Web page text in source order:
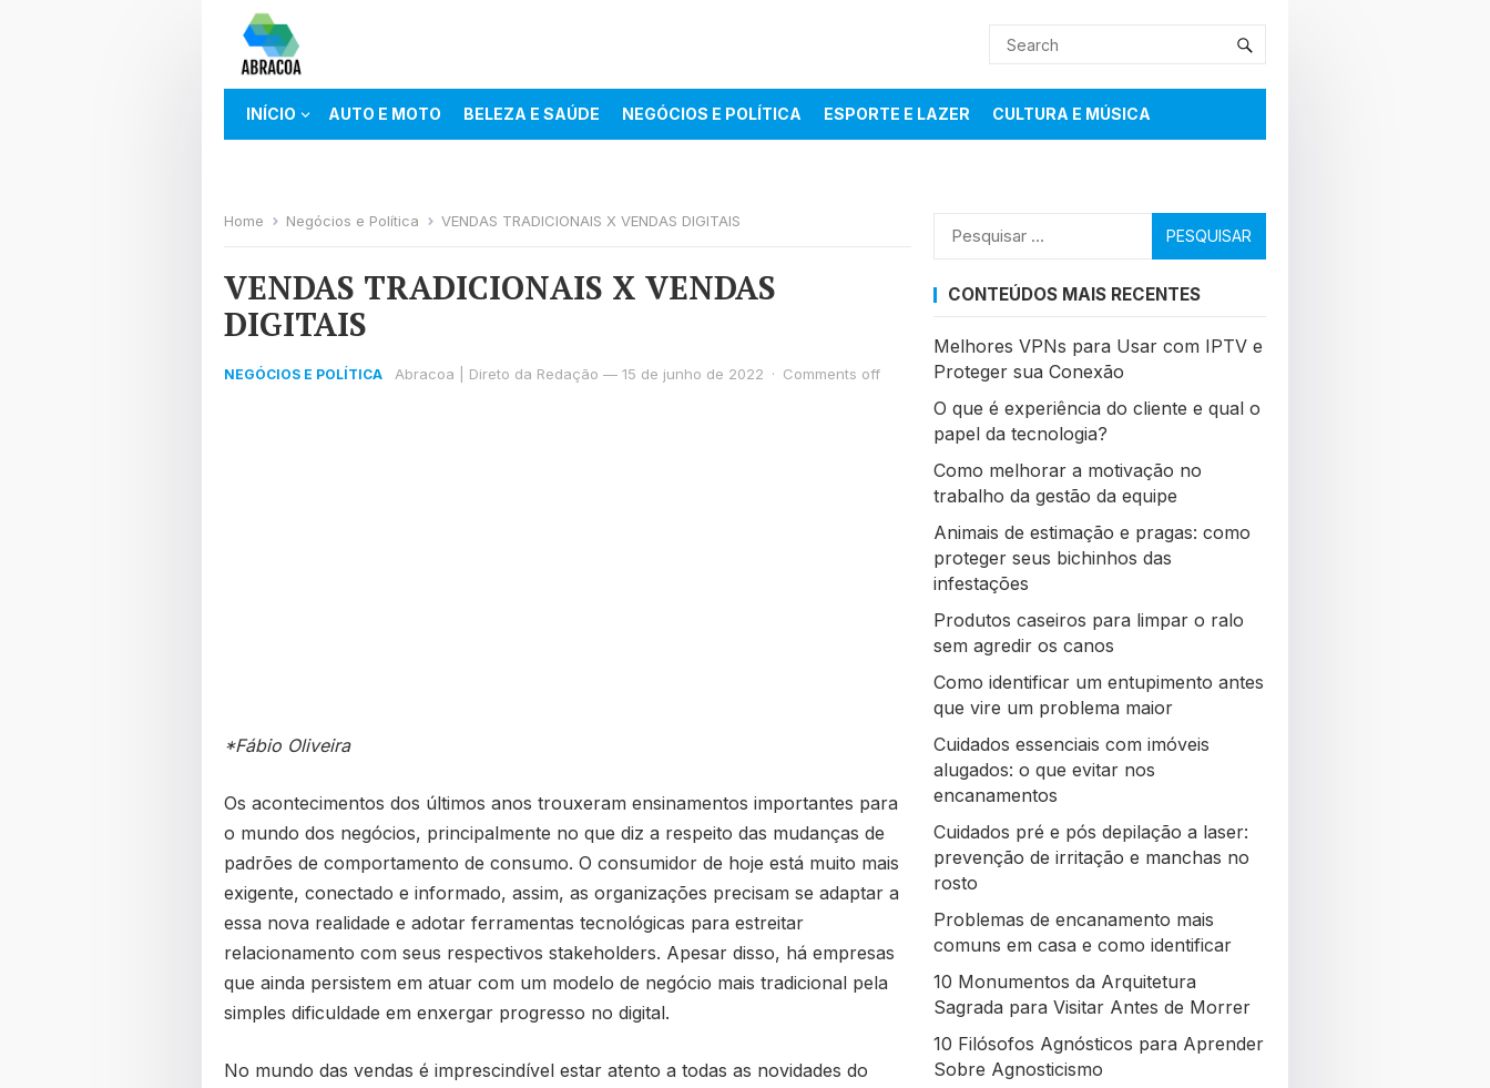
INÍCIO AUTO E MOTO BELEZA E SAÚDE NEGÓCIOS E POLÍTICA ESPORTE E LAZER CULTURA E MÚSICA
Home Negócios e Política VENDAS TRADICIONAIS X VENDAS DIGITAIS
VENDAS TRADICIONAIS X VENDAS
DIGITAIS
NEGÓCIOS E POLÍTICA Abracoa | Direto da Redação — 15 de junho de 2022 · Comments off
*Fábio Oliveira
Os acontecimentos dos últimos anos trouxeram ensinamentos importantes para
o mundo dos negócios, principalmente no que diz a respeito das mudanças de
padrões de comportamento de consumo. O consumidor de hoje está muito mais
exigente, conectado e informado, assim, as organizações precisam se adaptar a
essa nova realidade e adotar ferramentas tecnológicas para estreitar
relacionamento com seus respectivos stakeholders. Apesar disso, há empresas
que ainda persistem em atuar com um modelo de negócio mais tradicional pela
simples dificuldade em enxergar progresso no digital.
No mundo das vendas é imprescindível estar atento a todas as novidades do
Pesquisar
CONTEÚDOS MAIS RECENTES
Melhores VPNs para Usar com IPTV e
Proteger sua Conexão
O que é experiência do cliente e qual o
papel da tecnologia?
Como melhorar a motivação no
trabalho da gestão da equipe
Animais de estimação e pragas: como
proteger seus bichinhos das
infestações
Produtos caseiros para limpar o ralo
sem agredir os canos
Como identificar um entupimento antes
que vire um problema maior
Cuidados essenciais com imóveis
alugados: o que evitar nos
encanamentos
Cuidados pré e pós depilação a laser:
prevenção de irritação e manchas no
rosto
Problemas de encanamento mais
comuns em casa e como identificar
10 Monumentos da Arquitetura
Sagrada para Visitar Antes de Morrer
10 Filósofos Agnósticos para Aprender
Sobre Agnosticismo